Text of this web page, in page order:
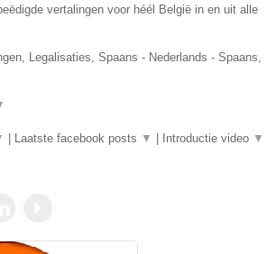
vertalingen voor héél België in en uit alle
Legalisaties, Spaans - Nederlands - Spaans,
| Laatste facebook posts ▼ | Introductie video ▼